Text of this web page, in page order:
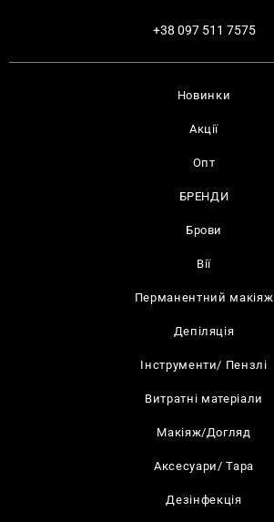
Новинки
Акції
Опт
БРЕНДИ
Брови
Вії
Перманентний макіяж
Депіляція
Інструменти/ Пензлі
Витратні матеріали
Макіяж/Догляд
Аксесуари/ Тара
Дезінфекція
+38 097 511 7575